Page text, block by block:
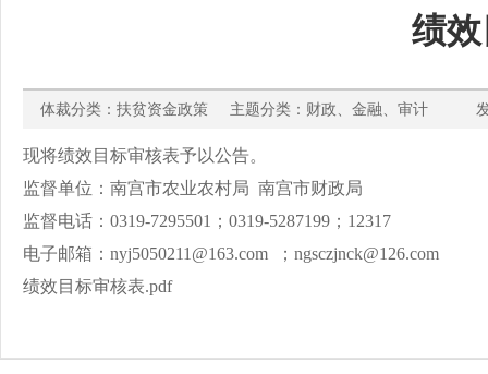
绩
体裁分类：扶贫资金政策 主题分类：财政、金融、审计
现将绩效目标审核表予以公告。
监督单位：南宫市农业农村局 南宫市财政局
监督电话： 0319-7295501 ； 0319-5287199 ； 12317
电子邮箱： nyj5050211@163.com ； ngsczjnck@126.com
绩效目标审核表.pdf